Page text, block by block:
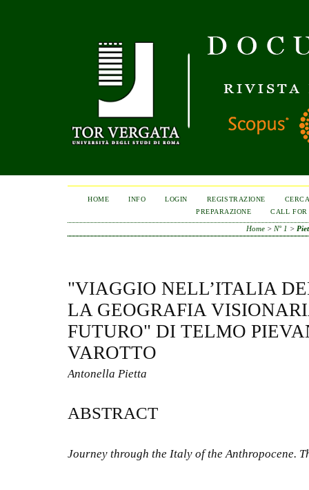
HOME INFO LOGIN REGISTRAZIONE
PREPARAZIONE
CALL FOR
Home> N° 1 >
"VIAGGIO NELL’ITALIA
LA GEOGRAFIA
FUTURO" DI TELMO
VAROTTO
Antonella Pietta
ABSTRACT
Journey through the Italy of the Anthropocene.